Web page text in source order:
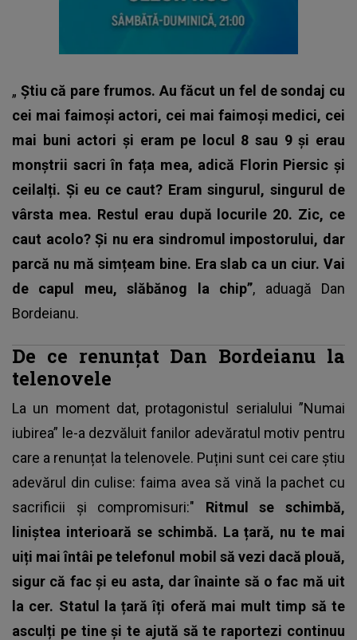
„ Știu că pare frumos. Au făcut un fel de sondaj cu
cei mai faimoși actori, cei mai faimoși medici, cei
mai buni actori și eram pe locul 8 sau 9 și erau
monștrii sacri în fața mea, adică Florin Piersic și
ceilalți. Și eu ce caut? Eram singurul, singurul de
vârsta mea. Restul erau după locurile 20. Zic, ce
caut acolo? Și nu era sindromul impostorului, dar
parcă nu mă simțeam bine. Era slab ca un ciur. Vai
de capul meu, slăbănog la chip”, aduagă Dan
Bordeianu.
De ce renunțat Dan Bordeianu la
telenovele
La un moment dat, protagonistul serialului ”Numai
iubirea” le-a dezvăluit fanilor adevăratul motiv pentru
care a renunțat la telenovele. Puțini sunt cei care știu
adevărul din culise: faima avea să vină la pachet cu
sacrificii și compromisuri:" Ritmul se schimbă,
liniștea interioară se schimbă. La țară, nu te mai
uiți mai întâi pe telefonul mobil să vezi dacă plouă,
sigur că fac și eu asta, dar înainte să o fac mă uit
la cer. Statul la țară îți oferă mai mult timp să te
asculți pe tine și te ajută să te raportezi continuu